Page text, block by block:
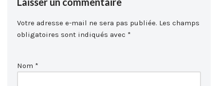
Votre adresse e-mail ne sera pas publiée. Les champs
obligatoires sont indiqués avec *
Nom *